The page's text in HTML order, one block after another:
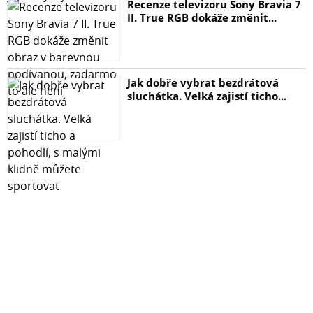
Recenze televizoru Sony Bravia 7
II. True RGB dokáže změnit...
Jak dobře vybrat bezdrátová
sluchátka. Velká zajistí ticho...